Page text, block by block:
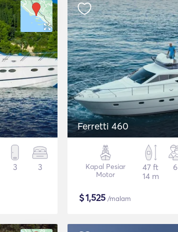
3 3
Ferretti 460
Kapal Pesiar
Motor
47 ft
14 m
6
$1,525 /malam